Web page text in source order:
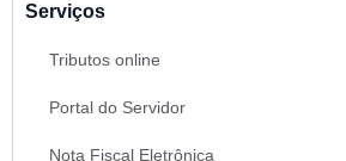
Serviços
Tributos online
Portal do Servidor
Nota Fiscal Eletrônica